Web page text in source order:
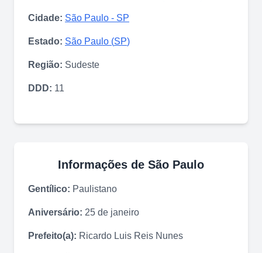
Cidade: São Paulo - SP
Estado: São Paulo (SP)
Região: Sudeste
DDD: 11
Informações de São Paulo
Gentílico: Paulistano
Aniversário: 25 de janeiro
Prefeito(a): Ricardo Luis Reis Nunes